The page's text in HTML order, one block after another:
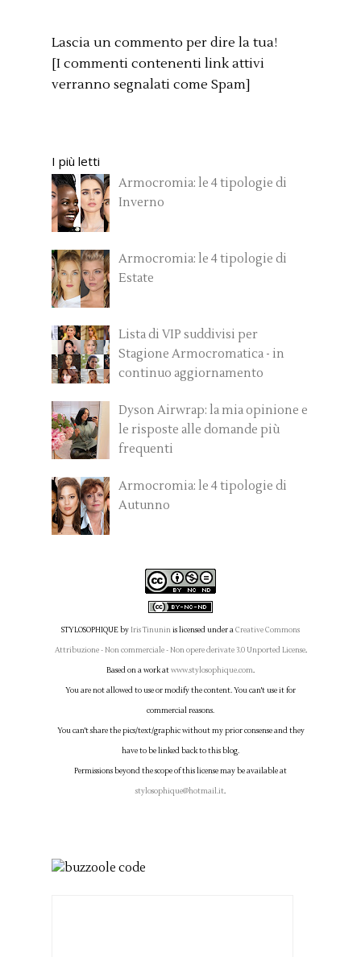
Lascia un commento per dire la tua!
[I commenti contenenti link attivi
verranno segnalati come Spam]
I più letti
Armocromia: le 4 tipologie di
Inverno
Armocromia: le 4 tipologie di
Estate
Lista di VIP suddivisi per
Stagione Armocromatica - in
continuo aggiornamento
Dyson Airwrap: la mia opinione e
le risposte alle domande più
frequenti
Armocromia: le 4 tipologie di
Autunno
STYLOSOPHIQUEbyIris Tinuninis licensed under aCreative Commons
Attribuzione - Non commerciale - Non opere derivate 3.0 Unported License.
Based on a work atwww.stylosophique.com.
You are not allowed to use or modify the content. You can't use it for
commercial reasons.
You can't share the pics/text/graphic without my prior consense and they
have to be linked back to this blog.
Permissions beyond the scope of this license may be available at
stylosophique@hotmail.it.